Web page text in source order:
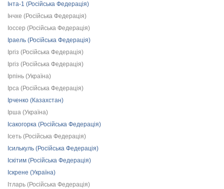
Інта-1 (Російська Федерація)
Інчхе (Російська Федерація)
Іоссер (Російська Федерація)
Іраель (Російська Федерація)
Іргіз (Російська Федерація)
Іргіз (Російська Федерація)
Ірпінь (Україна)
Ірса (Російська Федерація)
Ірченко (Казахстан)
Ірша (Україна)
Ісакогорка (Російська Федерація)
Ісеть (Російська Федерація)
Ісилькуль (Російська Федерація)
Іскітим (Російська Федерація)
Іскрене (Україна)
Ітларь (Російська Федерація)